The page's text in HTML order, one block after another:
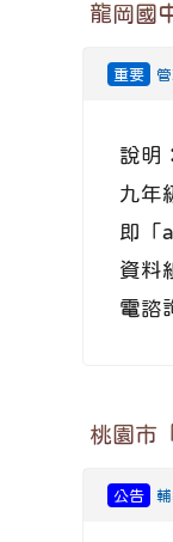
龍岡國
重要
說明
九年
即「
資料
電諮
桃園市
公告